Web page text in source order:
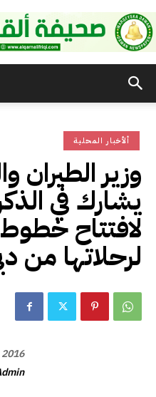
ألأخبار المحلية
وزير الطيران
يشارك في
لافتتاح
لرحلاتها من